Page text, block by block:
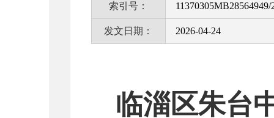
索引号：
11370305MB28564949/
发文日期： 2026-04-24
临淄区朱台